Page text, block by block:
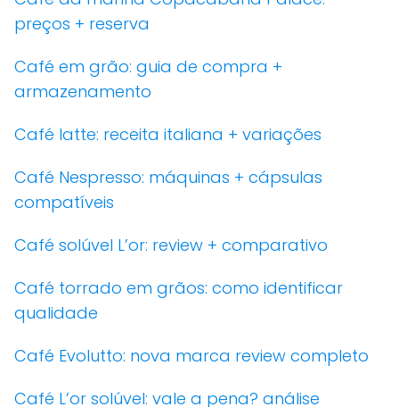
preços + reserva
Café em grão: guia de compra +
armazenamento
Café latte: receita italiana + variações
Café Nespresso: máquinas + cápsulas
compatíveis
Café solúvel L’or: review + comparativo
Café torrado em grãos: como identificar
qualidade
Café Evolutto: nova marca review completo
Café L’or solúvel: vale a pena? análise